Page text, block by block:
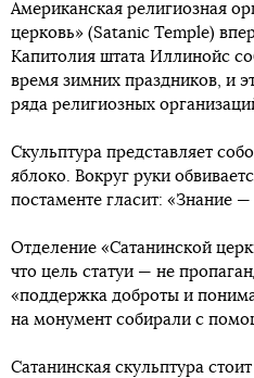
Американская религиозная
церковь» (Satanic Temple)
Капитолия штата Иллинойс
время зимних праздников, и
ряда религиозных
Скульптура представляет
яблоко. Вокруг руки
постаменте гласит: «Знание
Отделение «Сатанинской
что цель статуи — не
«поддержка доброты и
на монумент собирали с
Сатанинская скульптура